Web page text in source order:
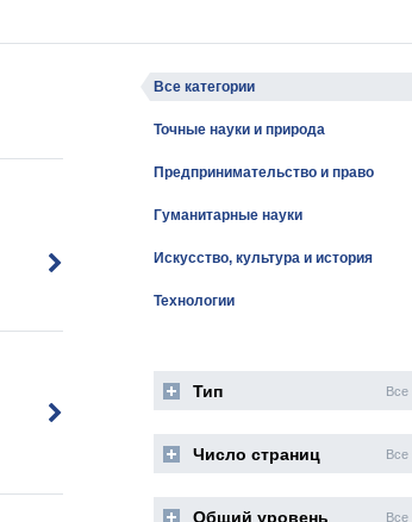
Все категории
Точные науки и природа
Предпринимательство и право
Гуманитарные науки
Искусство, культура и история
Технологии
Тип Все
Число страниц Все
Общий уровень Все